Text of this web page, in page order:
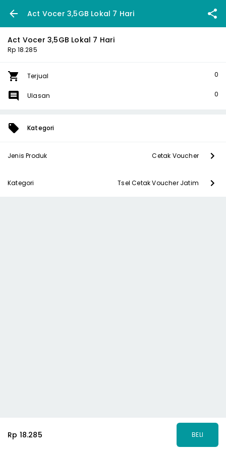
Act Vocer 3,5GB Lokal 7 Hari
Act Vocer 3,5GB Lokal 7 Hari
Rp 18.285
Terjual 0
Ulasan 0
Kategori
Jenis Produk Cetak Voucher
Kategori Tsel Cetak Voucher Jatim
Rp 18.285 BELI